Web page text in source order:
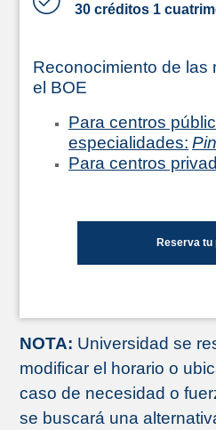
30 créditos 1
Reconocimiento de las
el BOE
Para centros
especialidades:
Para centros
Reserva tu
NOTA: Universidad se
modificar el horario o
caso de necesidad o
se buscará una